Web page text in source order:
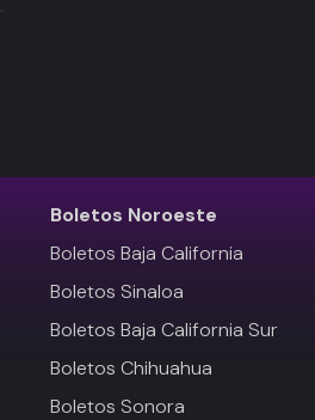
Boletos Noroeste
Boletos Baja California
Boletos Sinaloa
Boletos Baja California Sur
Boletos Chihuahua
Boletos Sonora